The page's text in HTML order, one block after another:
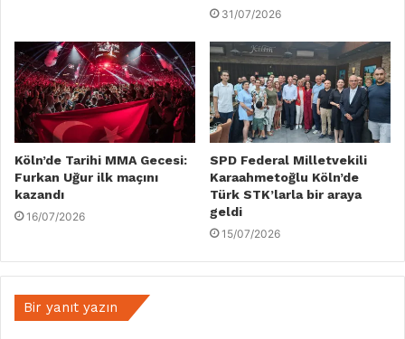
31/07/2026
Köln’de Tarihi MMA Gecesi:
Furkan Uğur ilk maçını
kazandı
16/07/2026
SPD Federal Milletvekili
Karaahmetoğlu Köln’de
Türk STK’larla bir araya
geldi
15/07/2026
Bir yanıt yazın